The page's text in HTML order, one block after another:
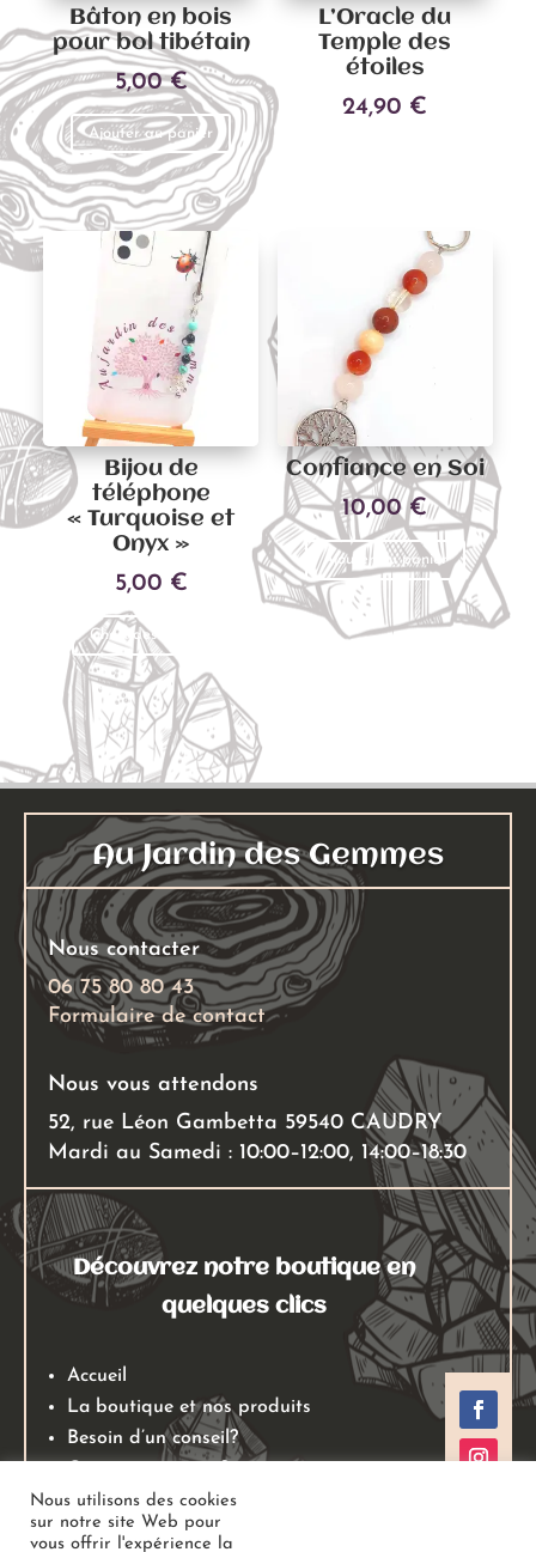
Bâton en bois
pour bol tibétain
5,00€
Ajouter au panier
L’Oracle du
Temple des
étoiles
24,90 €
Bijou de
téléphone
« Turquoise et
Onyx »
5,00 €
Choix des options
plusieurs
variations.
Les
peuvent
être
choisies
sur
la
page
du
Confiance en Soi
10,00€
Ajouter au panier
Au Jardin des Gemmes
Nous contacter
06 75 80 80 43
Formulaire de contact
Nous vous attendons
52, rue Léon Gambetta 59540 CAUDRY
Mardi au Samedi : 10:00–12:00, 14:00–18:30
Découvrez notre boutique en
quelques clics
Accueil
La boutique et nos produits
Besoin d’un conseil?
Mentions légales
Conditions générales de ventes
Nous utilisons des cookies
sur notre site Web pour
vous offrir l'expérience la